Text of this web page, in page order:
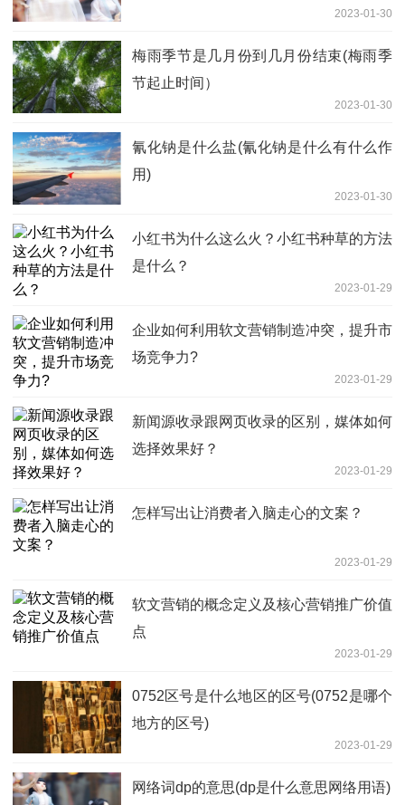
2023-01-30
梅雨季节是几月份到几月份结束(梅雨季
节起止时间）
2023-01-30
氰化钠是什么盐(氰化钠是什么有什么作
用)
2023-01-30
小红书为什么这么火？小红书种草的方法
是什么？
2023-01-29
企业如何利用软文营销制造冲突，提升市
场竞争力?
2023-01-29
新闻源收录跟网页收录的区别，媒体如何
选择效果好？
2023-01-29
怎样写出让消费者入脑走心的文案？
2023-01-29
软文营销的概念定义及核心营销推广价值
点
2023-01-29
0752区号是什么地区的区号(0752是哪个
地方的区号)
2023-01-29
网络词dp的意思(dp是什么意思网络用语)